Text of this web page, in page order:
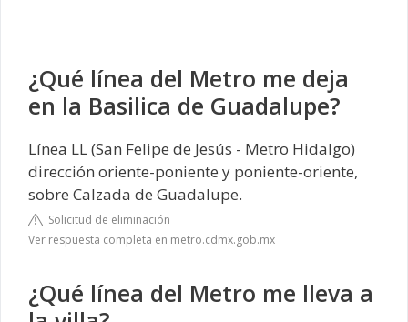
¿Qué línea del Metro me deja
en la Basilica de Guadalupe?
Línea LL (San Felipe de Jesús - Metro Hidalgo)
dirección oriente-poniente y poniente-oriente,
sobre Calzada de Guadalupe.
Solicitud de eliminación
Ver respuesta completa en metro.cdmx.gob.mx
¿Qué línea del Metro me lleva a